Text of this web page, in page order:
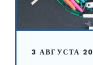
3 АВГУСТА